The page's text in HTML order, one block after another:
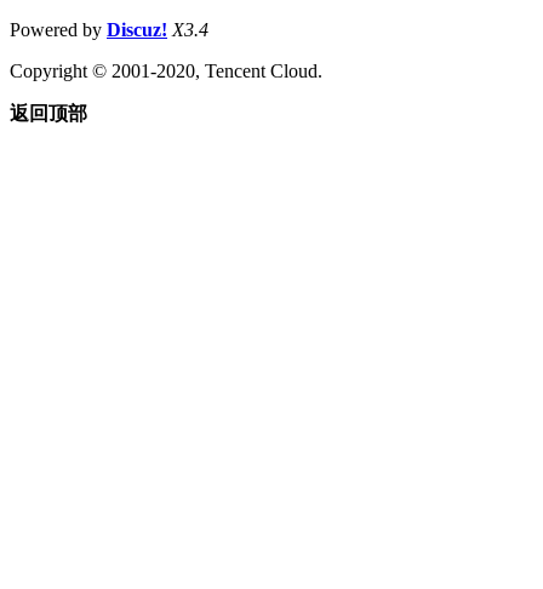
Powered by Discuz! X3.4
Copyright © 2001-2020, Tencent Cloud.
返回顶部